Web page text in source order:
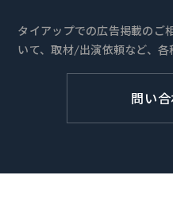
タイアップでの広告掲載のご
いて、取材/出演依頼など、各
問い